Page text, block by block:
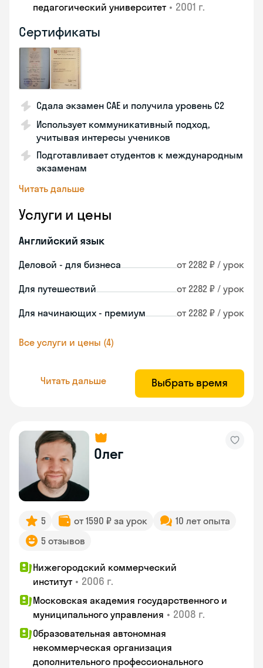
педагогический университет • 2001 г.
Сертификаты
Сдала экзамен CAE и получила уровень С2
Использует коммуникативный подход,
учитывая интересы учеников
Подготавливает студентов к международным
экзаменам
Читать дальше
Услуги и цены
Английский язык
Деловой - для бизнеса от 2282 ₽ / урок
Для путешествий от 2282 ₽ / урок
Для начинающих - премиум от 2282 ₽ / урок
Все услуги и цены (4)
Читать дальше Выбрать время
Олег
5 от 1590 ₽ за урок
10 лет опыта
5 отзывов
Нижегородский коммерческий
институт • 2006 г.
Московская академия государственного и
муниципального управления • 2008 г.
Образовательная автономная
некоммерческая организация
дополнительного профессионального